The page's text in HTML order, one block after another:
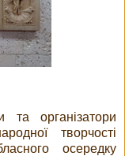
та організатори
творчості
осередку